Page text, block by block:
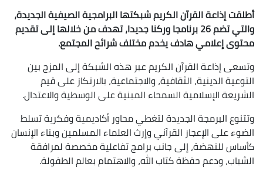
أطلقت إذاعة القرآن الكريم شبكتها البرامجية الصيفية الجديدة،
والتي تضم 26 برنامجا وركنا جديدا، تهدف من خلالها إلى تقديم
محتوى إعلامي هادف يخدم مختلف شرائح المجتمع.
​وتسعى إذاعة القرآن الكريم عبر هذه الشبكة إلى المزج بين
التوعية الدينية، الثقافية، والاجتماعية، بالارتكاز على قيم
الشريعة الإسلامية السمحاء المبنية على الوسطية والاعتدال.
وتتنوع البرمجة الجديدة لتغطي محاور أكاديمية وفكرية تسلط
الضوء على الإعجاز القرآني وإرث العلماء المسلمين وبناء الإنسان
كأساس للنهضة، إلى جانب برامج تفاعلية مخصصة لمرافقة
الشباب، ودعم حفظة كتاب الله، والاهتمام بعالم الطفولة.